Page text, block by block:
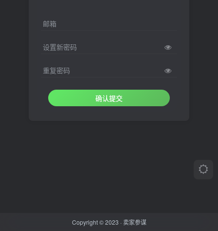
邮箱
设置新密码
重复密码
确认提交
Copyright © 2023 ·卖家参谋